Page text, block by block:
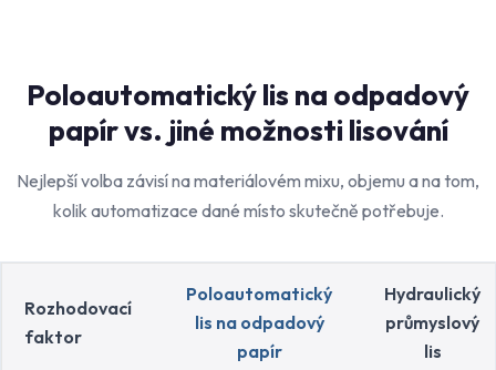
Poloautomatický lis na odpadový
papír vs. jiné možnosti lisování
Nejlepší volba závisí na materiálovém mixu, objemu a na tom,
kolik automatizace dané místo skutečně potřebuje.
Rozhodovací
faktor
Poloautomatický
lis na odpadový
papír
Hydraulický
průmyslový
lis